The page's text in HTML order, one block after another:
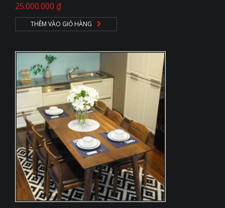
25.000.000 ₫
THÊM VÀO GIỎ HÀNG